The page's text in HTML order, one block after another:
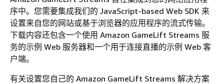
序中。您需要集成我们的 JavaScript-based Web SDK 来
设置来自您的网站或基于浏览器的应用程序的流式传输。
下载内容还包含一个使用 Amazon GameLift Streams 服
务的示例 Web 服务器和一个用于连接直播的示例 Web 客
户端。
有关设置您自己的 Amazon GameLift Streams 解决方案